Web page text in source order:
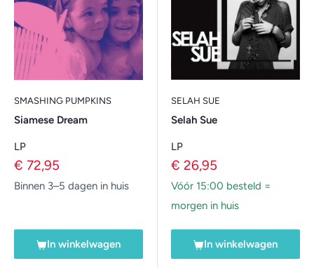
SMASHING PUMPKINS
Siamese Dream
LP
Verkoopprijs
€ 72,95
Binnen 3–5 dagen in huis
In winkelwagen
SELAH SUE
Selah Sue
LP
Verkoopprijs
€ 26,95
Vóór 15:00 besteld =
morgen in huis
In winkelwagen